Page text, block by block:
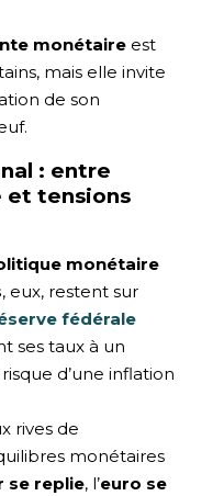
monétaireest
mais elle invite
de son
: entre
et tensions
monétaire
, eux, restent sur
fédérale
ses taux à un
d’une inflation
rives de
monétaires
se replie, l’euro se